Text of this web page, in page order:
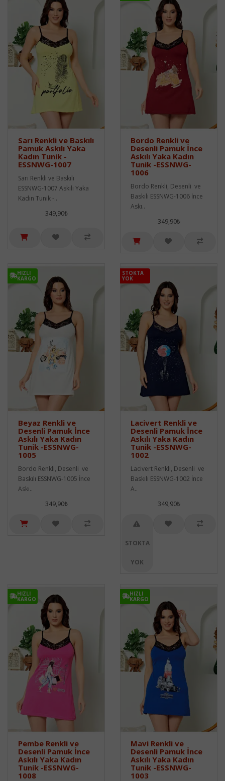
Sarı Renkli ve Baskılı
Pamuk Askılı Yaka
Kadın Tunik -
ESSNWG-1007
Sarı Renkli ve Baskılı
ESSNWG-1007 Askılı Yaka
Kadın Tunik -..
349,90₺
Bordo Renkli ve
Desenli Pamuk İnce
Askılı Yaka Kadın
Tunik -ESSNWG-
1006
Bordo Renkli, Desenli ve
Baskılı ESSNWG-1006 İnce
Askı..
349,90₺
HIZLI
KARGO
Beyaz Renkli ve
Desenli Pamuk İnce
Askılı Yaka Kadın
Tunik -ESSNWG-
1005
Bordo Renkli, Desenli ve
Baskılı ESSNWG-1005 İnce
Askı..
349,90₺
STOKTA
YOK
Lacivert Renkli ve
Desenli Pamuk İnce
Askılı Yaka Kadın
Tunik -ESSNWG-
1002
Lacivert Renkli, Desenli ve
Baskılı ESSNWG-1002 İnce
A..
349,90₺
STOKTA
YOK
HIZLI
KARGO
Pembe Renkli ve
Desenli Pamuk İnce
Askılı Yaka Kadın
Tunik -ESSNWG-
1008
HIZLI
KARGO
Mavi Renkli ve
Desenli Pamuk İnce
Askılı Yaka Kadın
Tunik -ESSNWG-
1003